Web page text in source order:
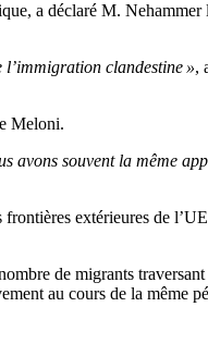
a déclaré M.
clandestine »,
Meloni.
souvent la même
extérieures de
de migrants
au cours de la même